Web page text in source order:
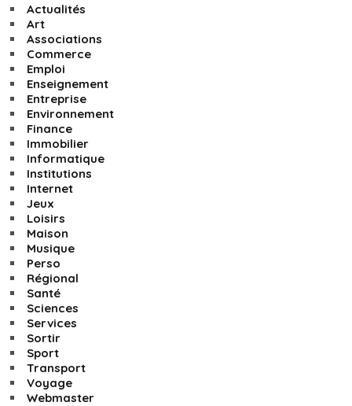
Actualités
Art
Associations
Commerce
Emploi
Enseignement
Entreprise
Environnement
Finance
Immobilier
Informatique
Institutions
Internet
Jeux
Loisirs
Maison
Musique
Perso
Régional
Santé
Sciences
Services
Sortir
Sport
Transport
Voyage
Webmaster